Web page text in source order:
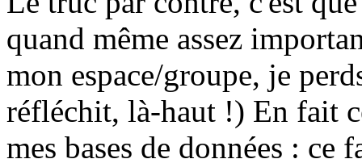
quand même assez
mon espace/groupe, je
réfléchit, là-haut !) En fait
mes bases de données :